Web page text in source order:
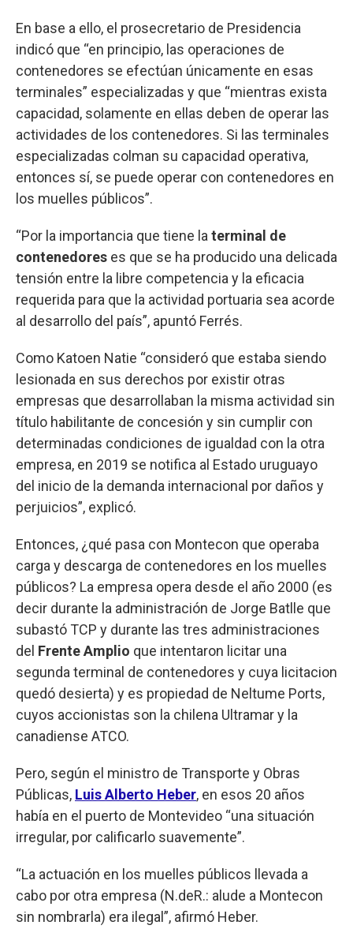
En base a ello, el prosecretario de Presidencia
indicó que “en principio, las operaciones de
contenedores se efectúan únicamente en esas
terminales” especializadas y que “mientras exista
capacidad, solamente en ellas deben de operar las
actividades de los contenedores. Si las terminales
especializadas colman su capacidad operativa,
entonces sí, se puede operar con contenedores en
los muelles públicos”.
“Por la importancia que tiene la terminal de
contenedores es que se ha producido una delicada
tensión entre la libre competencia y la eficacia
requerida para que la actividad portuaria sea acorde
al desarrollo del país”, apuntó Ferrés.
Como Katoen Natie “consideró que estaba siendo
lesionada en sus derechos por existir otras
empresas que desarrollaban la misma actividad sin
título habilitante de concesión y sin cumplir con
determinadas condiciones de igualdad con la otra
empresa, en 2019 se notifica al Estado uruguayo
del inicio de la demanda internacional por daños y
perjuicios”, explicó.
Entonces, ¿qué pasa con Montecon que operaba
carga y descarga de contenedores en los muelles
públicos? La empresa opera desde el año 2000 (es
decir durante la administración de Jorge Batlle que
subastó TCP y durante las tres administraciones
del Frente Amplio que intentaron licitar una
segunda terminal de contenedores y cuya licitacion
quedó desierta) y es propiedad de Neltume Ports,
cuyos accionistas son la chilena Ultramar y la
canadiense ATCO.
Pero, según el ministro de Transporte y Obras
Públicas, Luis Alberto Heber, en esos 20 años
había en el puerto de Montevideo “una situación
irregular, por calificarlo suavemente”.
“La actuación en los muelles públicos llevada a
cabo por otra empresa (N.deR.: alude a Montecon
sin nombrarla) era ilegal”, afirmó Heber.